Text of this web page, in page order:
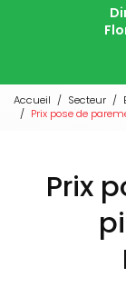
Accueil Secteur
Prix pose de
Prix